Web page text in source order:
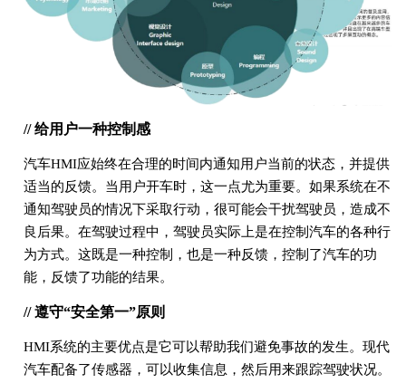
// 给用户一种控制感
汽车HMI应始终在合理的时间内通知用户当前的状态，并提供
适当的反馈。当用户开车时，这一点尤为重要。如果系统在不
通知驾驶员的情况下采取行动，很可能会干扰驾驶员，造成不
良后果。在驾驶过程中，驾驶员实际上是在控制汽车的各种行
为方式。这既是一种控制，也是一种反馈，控制了汽车的功
能，反馈了功能的结果。
// 遵守“安全第一”原则
HMI系统的主要优点是它可以帮助我们避免事故的发生。现代
汽车配备了传感器，可以收集信息，然后用来跟踪驾驶状况。